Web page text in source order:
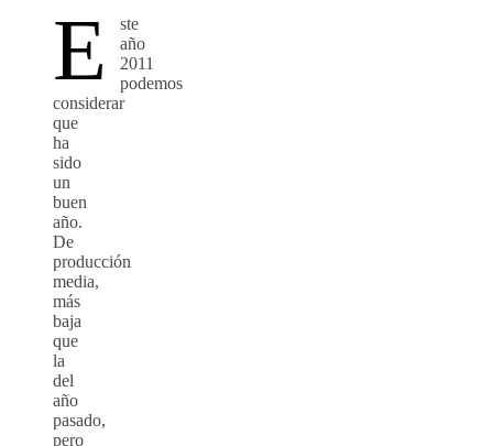
E
ste
año
2011
podemos
considerar
que
ha
sido
un
buen
año.
De
producción
media,
más
baja
que
la
del
año
pasado,
pero